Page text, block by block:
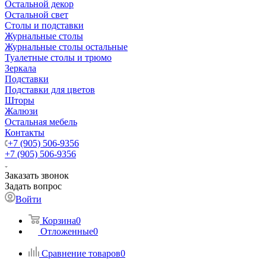
Остальной декор
Остальной свет
Столы и подставки
Журнальные столы
Журнальные столы остальные
Туалетные столы и трюмо
Зеркала
Подставки
Подставки для цветов
Шторы
Жалюзи
Остальная мебель
Контакты
+7 (905) 506-9356
+7 (905) 506-9356
Заказать звонок
Задать вопрос
Войти
Корзина0
Отложенные0
Сравнение товаров0